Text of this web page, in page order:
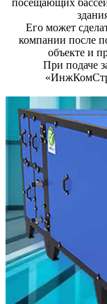
посещающих
Его может
компании после
объекте и
При подаче